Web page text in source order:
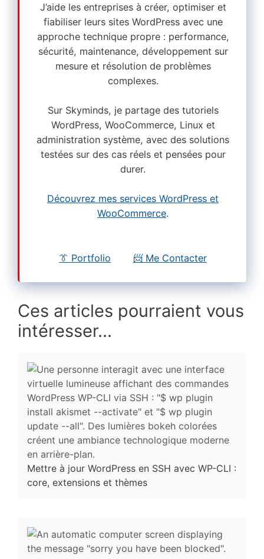
J’aide les entreprises à créer, optimiser et
fiabiliser leurs sites WordPress avec une
approche technique propre : performance,
sécurité, maintenance, développement sur
mesure et résolution de problèmes
complexes.
Sur Skyminds, je partage des tutoriels
WordPress, WooCommerce, Linux et
administration système, avec des solutions
testées sur des cas réels et pensées pour
durer.
Découvrez mes services WordPress et
WooCommerce.
👔 Portfolio 📨 Me Contacter
Ces articles pourraient vous
intéresser...
Mettre à jour WordPress en SSH avec WP-CLI :
core, extensions et thèmes